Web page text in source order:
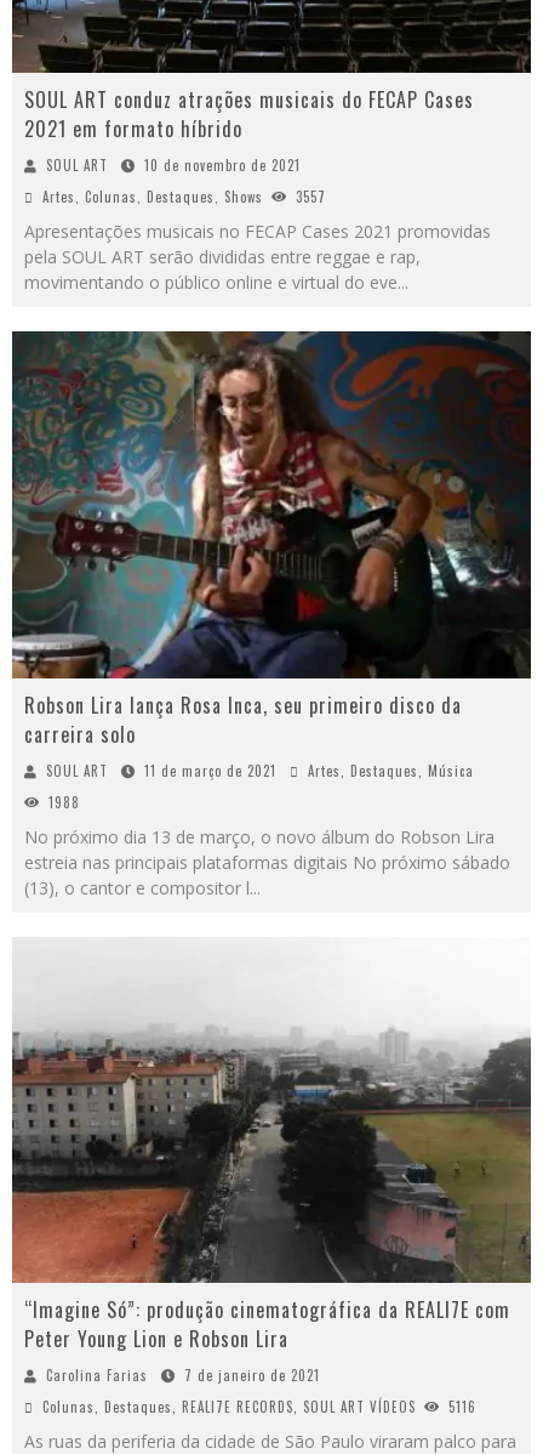
SOUL ART conduz atrações musicais do FECAP Cases
2021 em formato híbrido
SOUL ART
10 de novembro de 2021
Artes, Colunas, Destaques, Shows 3557
Apresentações musicais no FECAP Cases 2021 promovidas
pela SOUL ART serão divididas entre reggae e rap,
movimentando o público online e virtual do eve...
Robson Lira lança Rosa Inca, seu primeiro disco da
carreira solo
SOUL ART 11 de março de 2021 Artes Destaques
Música
1988
No próximo dia 13 de março, o novo álbum do Robson Lira
estreia nas principais plataformas digitais No próximo sábado
(13), o cantor e compositor l...
“Imagine Só”: produção cinematográfica da REALI7E com
Peter Young Lion e Robson Lira
Carolina Farias
7 de janeiro de 2021
Colunas
Destaques REALI7E RECORDS SOUL ART VÍDEOS 5116
As ruas da periferia da cidade de São Paulo viraram palco para